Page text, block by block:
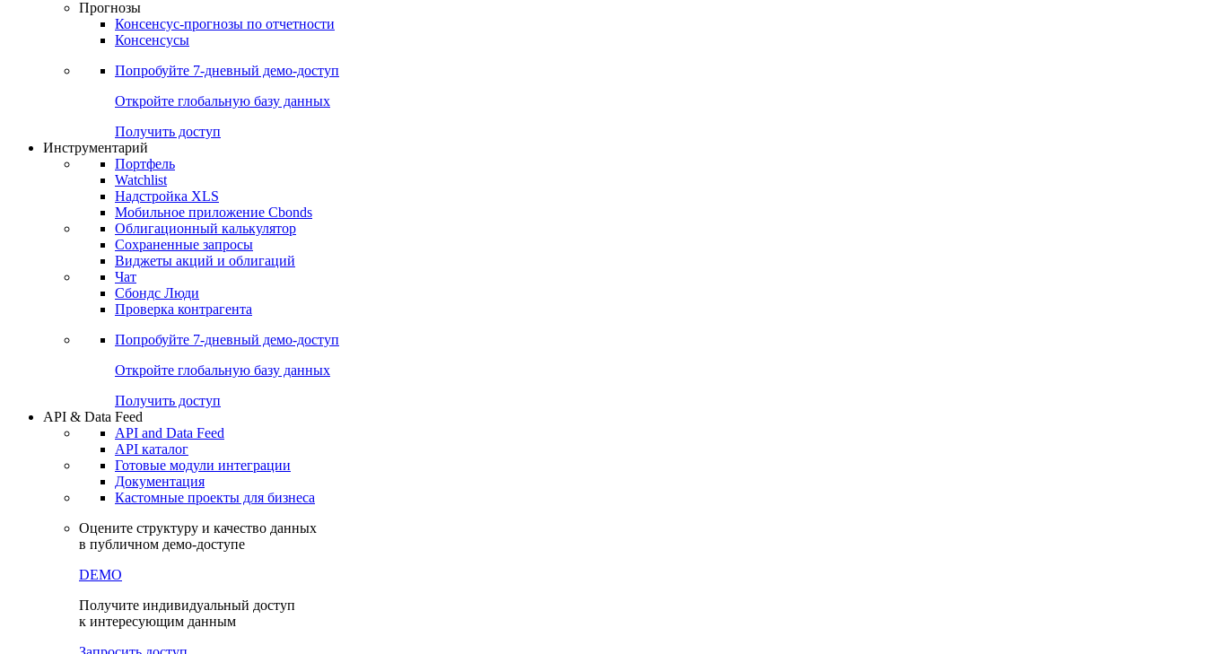
Прогнозы
Консенсус-прогнозы по отчетности
Консенсусы
Попробуйте 7-дневный демо-доступ
Откройте глобальную базу данных
Получить доступ
Инструментарий
Портфель
Watchlist
Надстройка XLS
Мобильное приложение Cbonds
Облигационный калькулятор
Сохраненные запросы
Виджеты акций и облигаций
Чат
Сбондс Люди
Проверка контрагента
Попробуйте 7-дневный демо-доступ
Откройте глобальную базу данных
Получить доступ
API & Data Feed
API and Data Feed
API каталог
Готовые модули интеграции
Документация
Кастомные проекты для бизнеса
Оцените структуру и качество данных
в публичном демо-доступе
DEMO
Получите индивидуальный доступ
к интересующим данным